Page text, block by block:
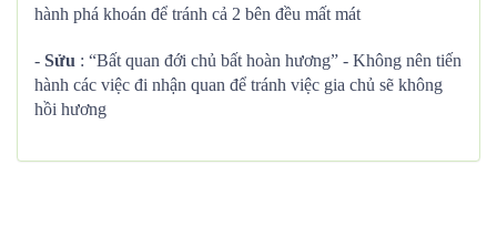
hành phá khoán để tránh cả 2 bên đều mất mát
- Sửu : “Bất quan đới chủ bất hoàn hương” - Không nên tiến
hành các việc đi nhận quan để tránh việc gia chủ sẽ không
hồi hương